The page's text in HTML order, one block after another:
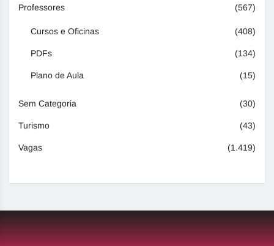
Professores (567)
Cursos e Oficinas (408)
PDFs (134)
Plano de Aula (15)
Sem Categoria (30)
Turismo (43)
Vagas (1.419)